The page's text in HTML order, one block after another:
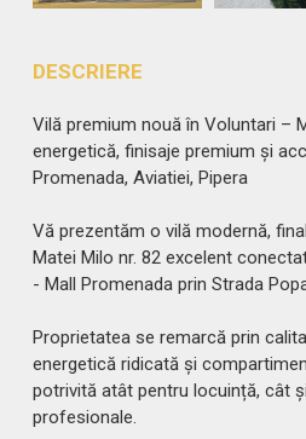
DESCRIERE
Vilă premium nouă în Voluntari –
energetică, finisaje premium și
Promenada, Aviatiei, Pipera
Vă prezentăm o vilă modernă,
Matei Milo nr. 82 excelent
- Mall Promenada prin Strada
Proprietatea se remarcă prin
energetică ridicată și
potrivită atât pentru locuință, cât
profesionale.